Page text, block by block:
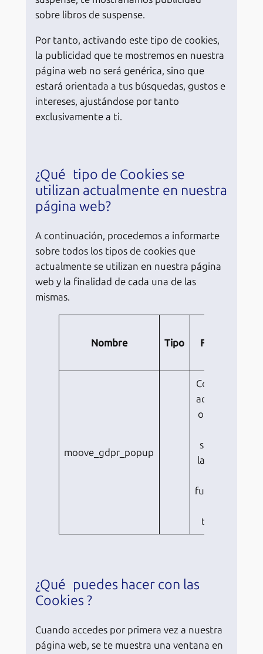
sobre libros de suspense.
Por tanto, activando este tipo de cookies,
la publicidad que te mostremos en nuestra
página web no será genérica, sino que
estará orientada a tus búsquedas, gustos e
intereses, ajustándose por tanto
exclusivamente a ti.
¿Qué tipo de Cookies se
utilizan actualmente en nuestra
página web?
A continuación, procedemos a informarte
sobre todos los tipos de cookies que
actualmente se utilizan en nuestra página
web y la finalidad de cada una de las
mismas.
Nombre Tipo Finalidad
moove_gdpr_popup
Controla la
aceptación
o bloqueo
scripts de
las cookies
funcionales
terceros.
¿Qué puedes hacer con las
Cookies ?
Cuando accedes por primera vez a nuestra
página web, se te muestra una ventana en